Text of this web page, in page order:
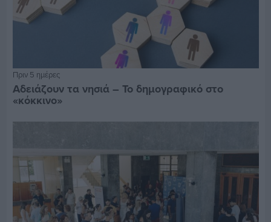
Πριν 5 ημέρες
Αδειάζουν τα νησιά – Το δημογραφικό στο
«κόκκινο»